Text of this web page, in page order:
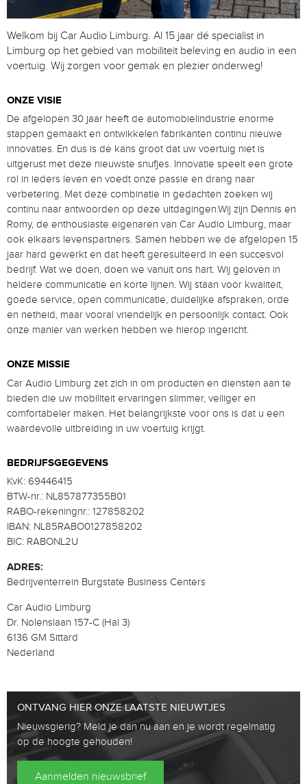
Welkom bij Car Audio Limburg. Al 15 jaar dé specialist in
Limburg op het gebied van mobiliteit beleving en audio in een
voertuig. Wij zorgen voor gemak en plezier onderweg!
ONZE VISIE
De afgelopen 30 jaar heeft de automobielindustrie enorme
stappen gemaakt en ontwikkelen fabrikanten continu nieuwe
innovaties. En dus is de kans groot dat uw voertuig niet is
uitgerust met deze nieuwste snufjes. Innovatie speelt een grote
rol in ieders leven en voedt onze passie en drang naar
verbetering. Met deze combinatie in gedachten zoeken wij
continu naar antwoorden op deze uitdagingen.Wij zijn Dennis en
Romy, de enthousiaste eigenaren van Car Audio Limburg, maar
ook elkaars levenspartners. Samen hebben we de afgelopen 15
jaar hard gewerkt en dat heeft geresulteerd in een succesvol
bedrijf. Wat we doen, doen we vanuit ons hart. Wij geloven in
heldere communicatie en korte lijnen. Wij staan ​​voor kwaliteit,
goede service, open communicatie, duidelijke afspraken, orde
en netheid, maar vooral vriendelijk en persoonlijk contact. Ook
onze manier van werken hebben we hierop ingericht.
ONZE MISSIE
Car Audio Limburg zet zich in om producten en diensten aan te
bieden die uw mobiliteit ervaringen slimmer, veiliger en
comfortabeler maken. Het belangrijkste voor ons is dat u een
waardevolle uitbreiding in uw voertuig krijgt.
BEDRIJFSGEGEVENS
KvK: 69446415
BTW-nr.: NL857877355B01
RABO-rekeningnr.: 127858202
IBAN: NL85RABO0127858202
BIC: RABONL2U
ADRES:
Bedrijventerrein Burgstate Business Centers
Car Audio Limburg
Dr. Nolenslaan 157-C (Hal 3)
6136 GM Sittard
Nederland
ONTVANG HIER ONZE LAATSTE NIEUWTJES
Nieuwsgierig? Meld je dan nu aan en je wordt regelmatig
op de hoogte gehouden!
Aanmelden nieuwsbrief